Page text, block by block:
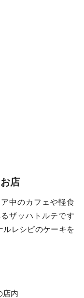
店
中のカフェや軽食
ザッハトルテです
ルレシピのケーキを